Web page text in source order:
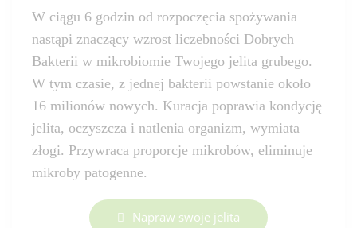
W ciągu 6 godzin od rozpoczęcia spożywania
nastąpi znaczący wzrost liczebności Dobrych
Bakterii w mikrobiomie Twojego jelita grubego.
W tym czasie, z jednej bakterii powstanie około
16 milionów nowych. Kuracja poprawia kondycję
jelita, oczyszcza i natlenia organizm, wymiata
złogi. Przywraca proporcje mikrobów, eliminuje
mikroby patogenne.
Napraw swoje jelita